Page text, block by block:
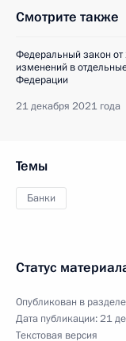
Смотрите также
Федеральный закон
изменений в
Федерации
21 декабря 2021 года
Темы
Банки
Статус
Опубликован в
Дата публикации:21
Текстовая версия